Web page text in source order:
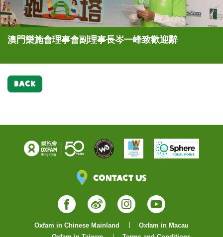
澳門樂施會理事會副理事長岑一峰致歡迎辭
澳門樂施會理事會副理事長岑一峰致歡迎辭
澳門樂施會理事會副理事長岑一峰致歡迎辭
澳門樂施會理事會副理事長岑一峰致歡迎辭
澳門樂施會理事會副理事長岑一峰致歡迎辭
澳門樂施會理事會副理事長岑一峰致歡迎辭
BACK
Contact Us
Facebook
WeiboInstagram
YouTube
Oxfam in Chinese Mainland
Oxfam in Macau